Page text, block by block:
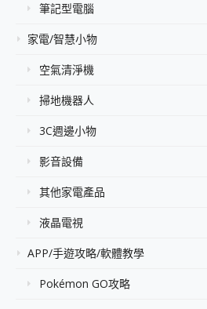
筆記型電腦
家電/智慧小物
空氣清淨機
掃地機器人
3C週邊小物
影音設備
其他家電產品
液晶電視
APP/手遊攻略/軟體教學
Pokémon GO攻略